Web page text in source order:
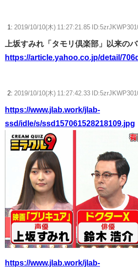
Powered by livedoor 相互RSS
1: 2019/10/10(木) 11:27:21.85
上坂すみれ「タモリ倶楽部」以来の
https://article.yahoo.co.jp/detail/
2: 2019/10/10(木) 11:27:42.33
https://www.jlab.work/jlab-
ssd/idle/s/ssd157061528218109.jpg
https://www.jlab.work/jlab-